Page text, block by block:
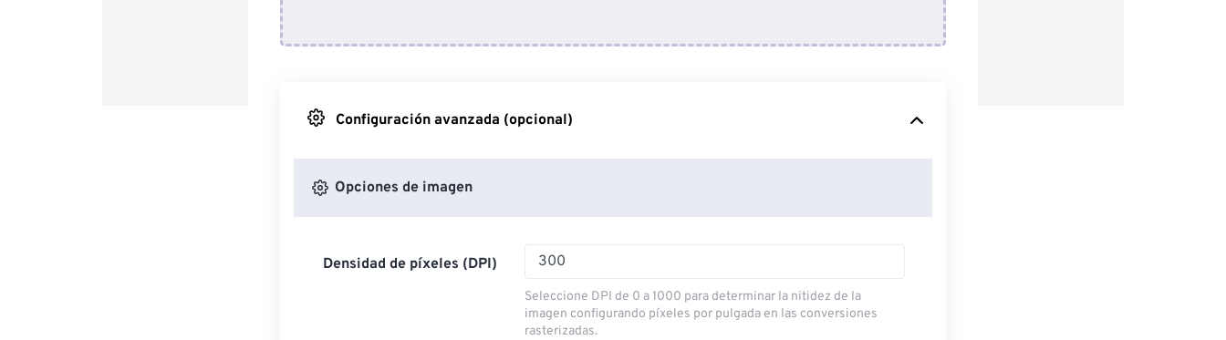
Configuración avanzada (opcional)
Opciones de imagen
Densidad de píxeles (DPI)
Seleccione DPI de 0 a 1000 para determinar la nitidez de la
imagen configurando píxeles por pulgada en las conversiones
rasterizadas.